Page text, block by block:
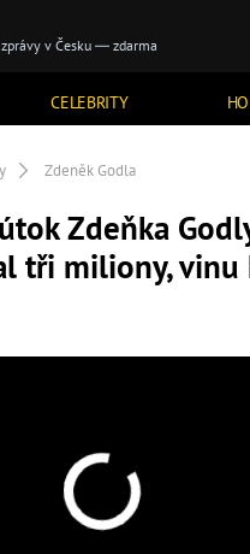
CELEBRITY
Zdeněk Godla
Zdeňka
tři miliony,
v Česku — zdarma